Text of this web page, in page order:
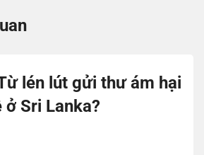
lén lút gửi thư ám hại
ở Sri Lanka?